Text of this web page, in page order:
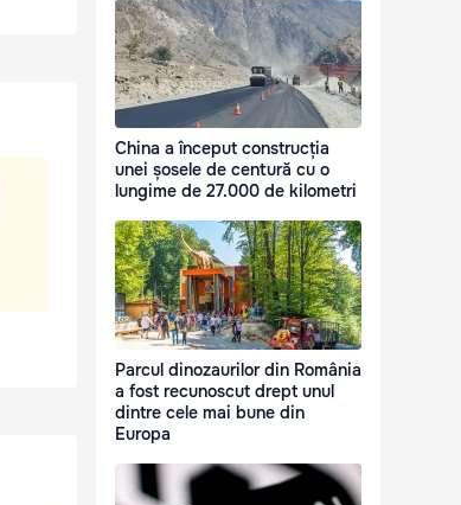
China a început construcția
unei șosele de centură cu o
lungime de 27.000 de kilometri
Parcul dinozaurilor din România
a fost recunoscut drept unul
dintre cele mai bune din
Europa